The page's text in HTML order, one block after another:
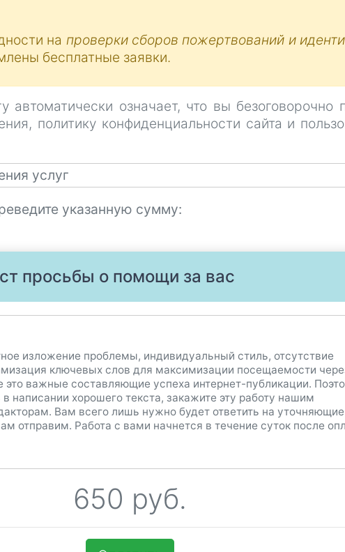
на проверки сборов пожертвований и
бесплатные заявки.
автоматически означает, что вы безоговорочно
политику конфиденциальности сайта и
услуг
указанную сумму:
просьбы о помощи за вас
изложение проблемы, индивидуальный стиль, отсутствие
ключевых слов для максимизации посещаемости
это важные составляющие успеха интернет-публикации.
написании хорошего текста, закажите эту работу нашим
Вам всего лишь нужно будет ответить на уточняющие
отправим. Работа с вами начнется в течение суток после
650 руб.